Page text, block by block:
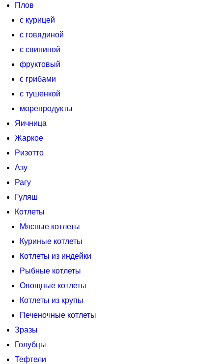
Плов
с курицей
с говядиной
с свининой
фруктовый
с грибами
с тушенкой
морепродукты
Яичница
Жаркое
Ризотто
Азу
Рагу
Гуляш
Котлеты
Мясные котлеты
Куриные котлеты
Котлеты из индейки
Рыбные котлеты
Овощные котлеты
Котлеты из крупы
Печеночные котлеты
Зразы
Голубцы
Тефтели